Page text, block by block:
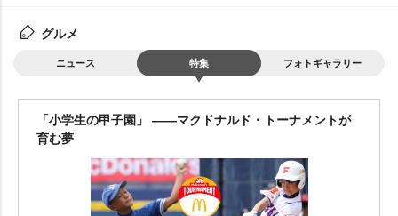
グルメ
ニュース 特集 フォトギャラリー
「小学生の甲子園」 ――マクドナルド・トーナメントが
育む夢